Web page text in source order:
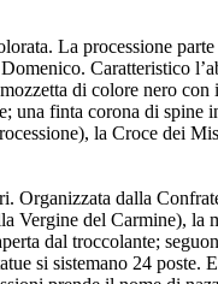
La processione
Caratteristico
di colore nero
una finta corona di spine
la Croce dei
Organizzata dalla
Vergine del Carmine), la
dal troccolante;
si sistemano 24 poste.